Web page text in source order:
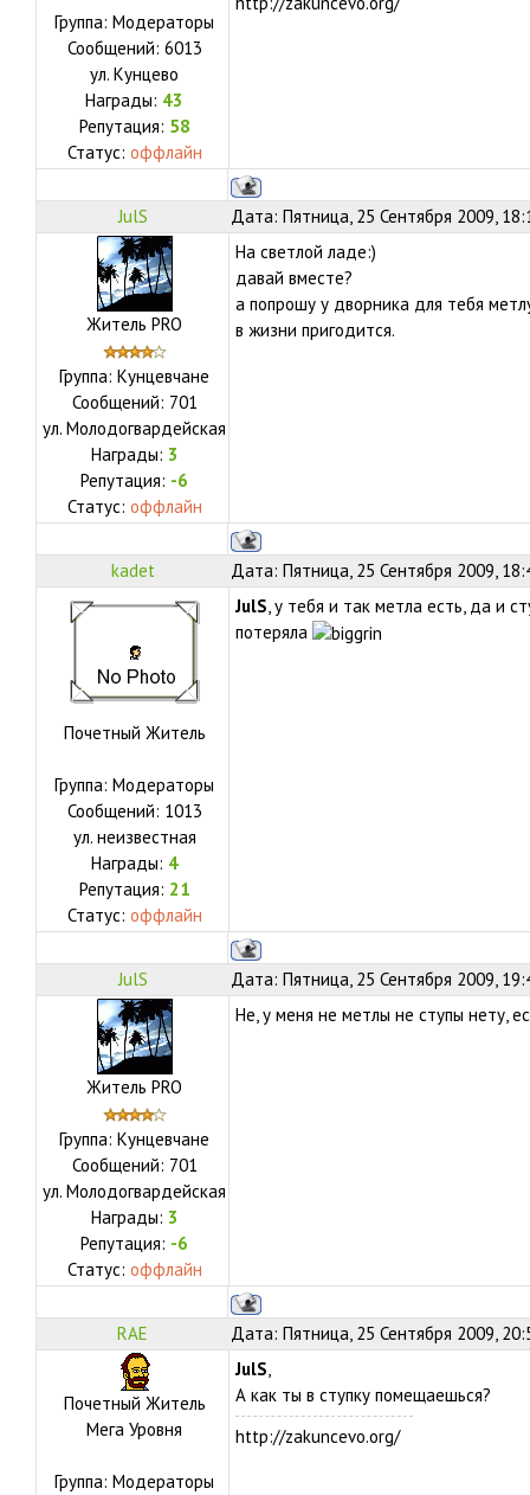
Группа: Модераторы
Сообщений: 6013
ул. Кунцево
Награды: 43
Репутация: 58
Статус: оффлайн
JulS Дата: Пятница, 25 Сентября 2009,
Житель PRO
Группа: Кунцевчане
Сообщений: 701
ул. Молодогвардейская
Награды: 3
Репутация: -6
Статус: оффлайн
На светлой ладе:)
давай вместе?
а попрошу у дворника для тебя
в жизни пригодится.
kadet Дата: Пятница, 25 Сентября 2009,
Почетный Житель
Группа: Модераторы
Сообщений: 1013
ул. неизвестная
Награды: 4
Репутация: 21
Статус: оффлайн
JulS, у тебя и так метла есть, да и
потеряла
JulS Дата: Пятница, 25 Сентября 2009,
Житель PRO
Группа: Кунцевчане
Сообщений: 701
ул. Молодогвардейская
Награды: 3
Репутация: -6
Статус: оффлайн
Не, у меня не метлы не ступы нету,
RAE Дата: Пятница, 25 Сентября 2009,
Почетный Житель
Мега Уровня
Группа: Модераторы
JulS,
А как ты в ступку помещаешься?
http://zakuncevo.org/